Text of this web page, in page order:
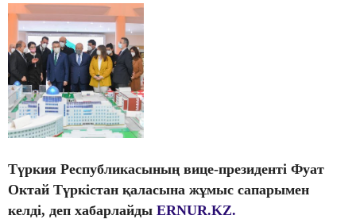
Түркия Республикасының вице-президенті Фуат
Октай Түркістан қаласына жұмыс сапарымен
келді, деп хабарлайды ERNUR.KZ.